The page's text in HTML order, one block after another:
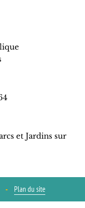
et Jardins sur
Plan du site